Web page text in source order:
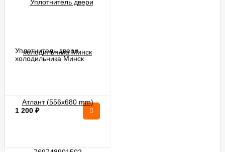
Уплотнитель двери
холодильника Минск
1 200 ₽